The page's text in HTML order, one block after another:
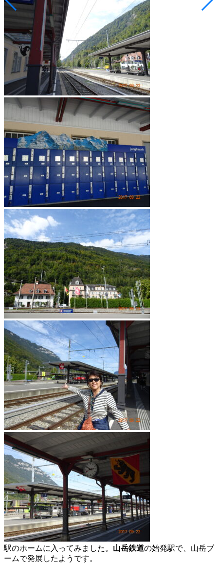
駅のホームに入ってみました。 山岳鉄道の始発駅で、山岳ブ
ームで発展したようです。